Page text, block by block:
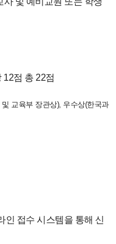
12점 총 22점
교육부 장관상), 우수상(한국과
인 접수 시스템을 통해 신